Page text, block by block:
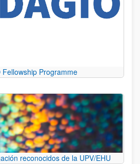
Fellowship Programme
reconocidos de la UPV/EHU